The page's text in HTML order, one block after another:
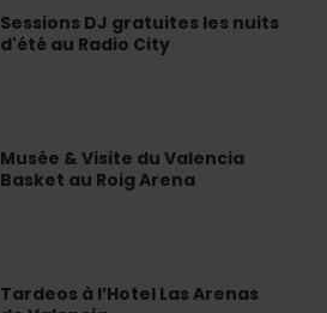
Sessions DJ gratuites les nuits
d'été au Radio City
Musée & Visite du Valencia
Basket au Roig Arena
Tardeos à l’Hotel Las Arenas